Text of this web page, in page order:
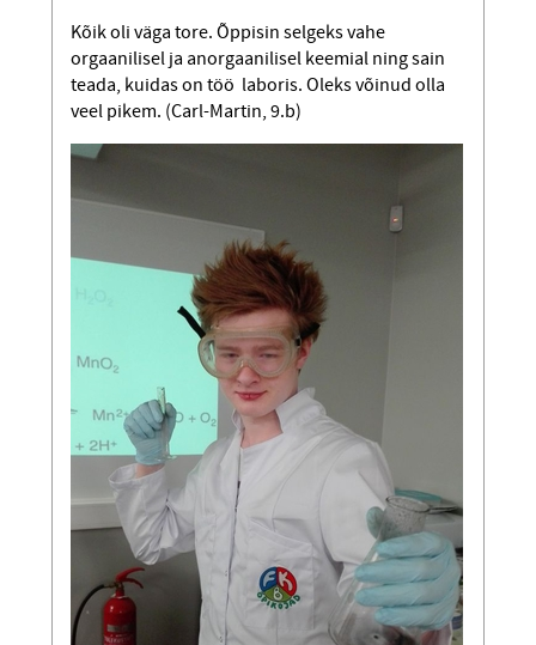
Kõik oli väga tore. Õppisin selgeks vahe
orgaanilisel ja anorgaanilisel keemial ning sain
teada, kuidas on töö laboris. Oleks võinud olla
veel pikem. (Carl-Martin, 9.b)